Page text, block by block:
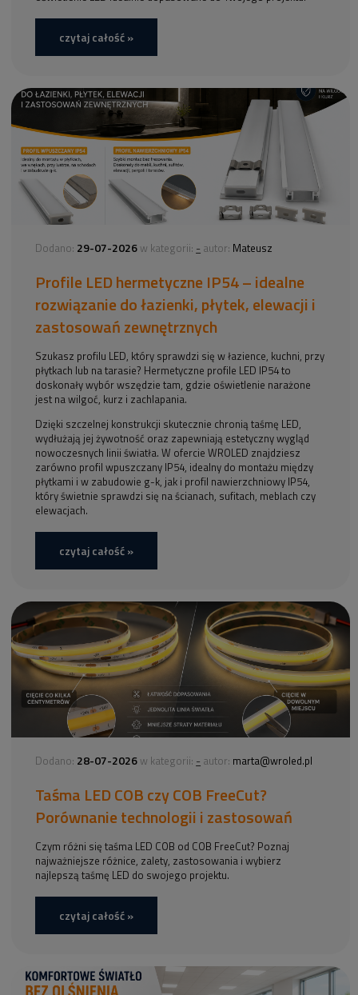
czytaj całość »
Dodano: 29-07-2026 w kategorii: - autor: Mateusz
Profile LED hermetyczne IP54 – idealne
rozwiązanie do łazienki, płytek, elewacji i
zastosowań zewnętrznych
Szukasz profilu LED, który sprawdzi się w łazience, kuchni, przy
płytkach lub na tarasie? Hermetyczne profile LED IP54 to
doskonały wybór wszędzie tam, gdzie oświetlenie narażone
jest na wilgoć, kurz i zachlapania.
Dzięki szczelnej konstrukcji skutecznie chronią taśmę LED,
wydłużają jej żywotność oraz zapewniają estetyczny wygląd
nowoczesnych linii światła. W ofercie WROLED znajdziesz
zarówno profil wpuszczany IP54, idealny do montażu między
płytkami i w zabudowie g-k, jak i profil nawierzchniowy IP54,
który świetnie sprawdzi się na ścianach, sufitach, meblach czy
elewacjach.
czytaj całość »
Dodano: 28-07-2026 w kategorii: - autor: marta@wroled.pl
Taśma LED COB czy COB FreeCut?
Porównanie technologii i zastosowań
Czym różni się taśma LED COB od COB FreeCut? Poznaj
najważniejsze różnice, zalety, zastosowania i wybierz
najlepszą taśmę LED do swojego projektu.
czytaj całość »